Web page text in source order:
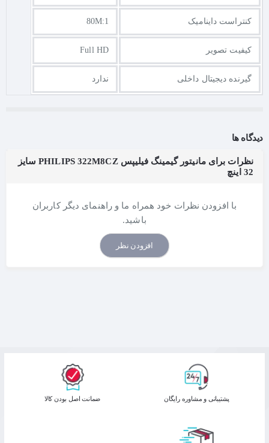
کنتراست داینامیک 80M:1
کیفیت تصویر Full HD
گیرنده دیجیتال داخلی ندارد
دیدگاه ها
نظرات برای مانیتور گیمینگ فیلیپس PHILIPS 322M8CZ سایز
32 اینچ
با افزودن نظرات خود همراه ما و راهنمای دیگر کاربران
باشید.
افزودن نظر
پشتیبانی و مشاوره رایگان ﺿﻤﺎﻧﺖ اﺻﻞ ﺑﻮدن ﮐﺎﻟﺎ